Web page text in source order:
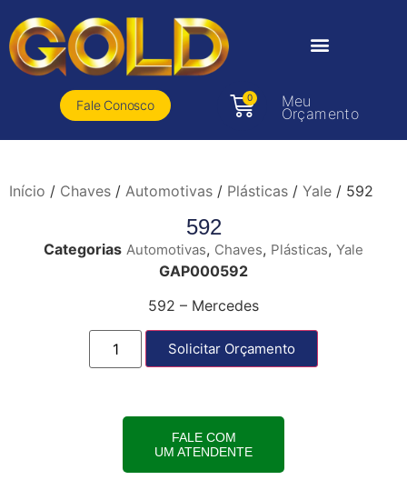
Fale Conosco
0 Meu
Orçamento
Início / Chaves / Automotivas / Plásticas / Yale / 592
592
Categorias Automotivas, Chaves, Plásticas, Yale
GAP000592
592 – Mercedes
Solicitar Orçamento
FALE COM
UM ATENDENTE